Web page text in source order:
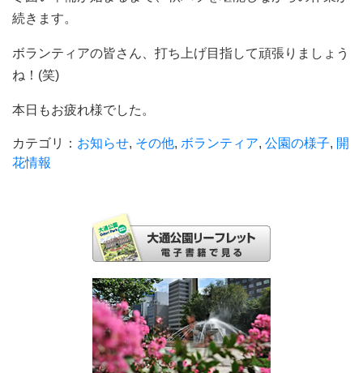
続きます。
ボランティアの皆さん、打ち上げ目指して頑張りましょう
ね！(笑)
本日もお疲れ様でした。
カテゴリ： お知らせ, その他, ボランティア, 公園の様子, 開
花情報